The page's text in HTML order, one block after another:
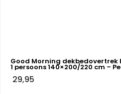
Good Morning
1 persoons 140×200/220 cm –
29,95